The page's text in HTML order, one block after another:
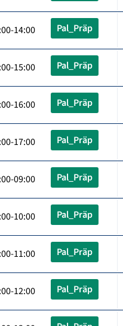
14:00 Pal_Präp
15:00 Pal_Präp
16:00 Pal_Präp
17:00 Pal_Präp
09:00 Pal_Präp
10:00 Pal_Präp
11:00 Pal_Präp
12:00 Pal_Präp